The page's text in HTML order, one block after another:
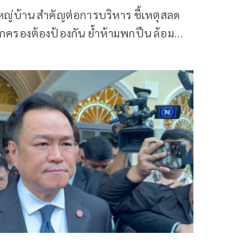
บ้าน สำคัญต่อการบริหาร ชี้เหตุสลด
ครองต้องป้องกัน ย้ำห้ามพกปืน ล้อม